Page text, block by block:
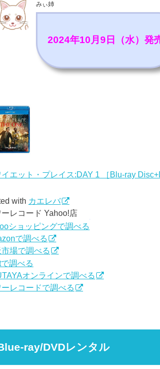
みぃ姉
2024年10月9日（水）発
イエット・プレイス:DAY 1 ［Blu-ray
with カエレバ
ーレコード Yahoo!店
ショッピングで調べる
で調べる
場で調べる
調べる
オンラインで調べる
ーレコードで調べる
ray/DVDレンタル